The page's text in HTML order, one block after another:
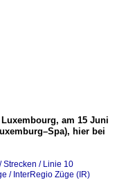
am 15 Juni
hier bei
Strecken / Linie 10
/ InterRegio Züge (IR)